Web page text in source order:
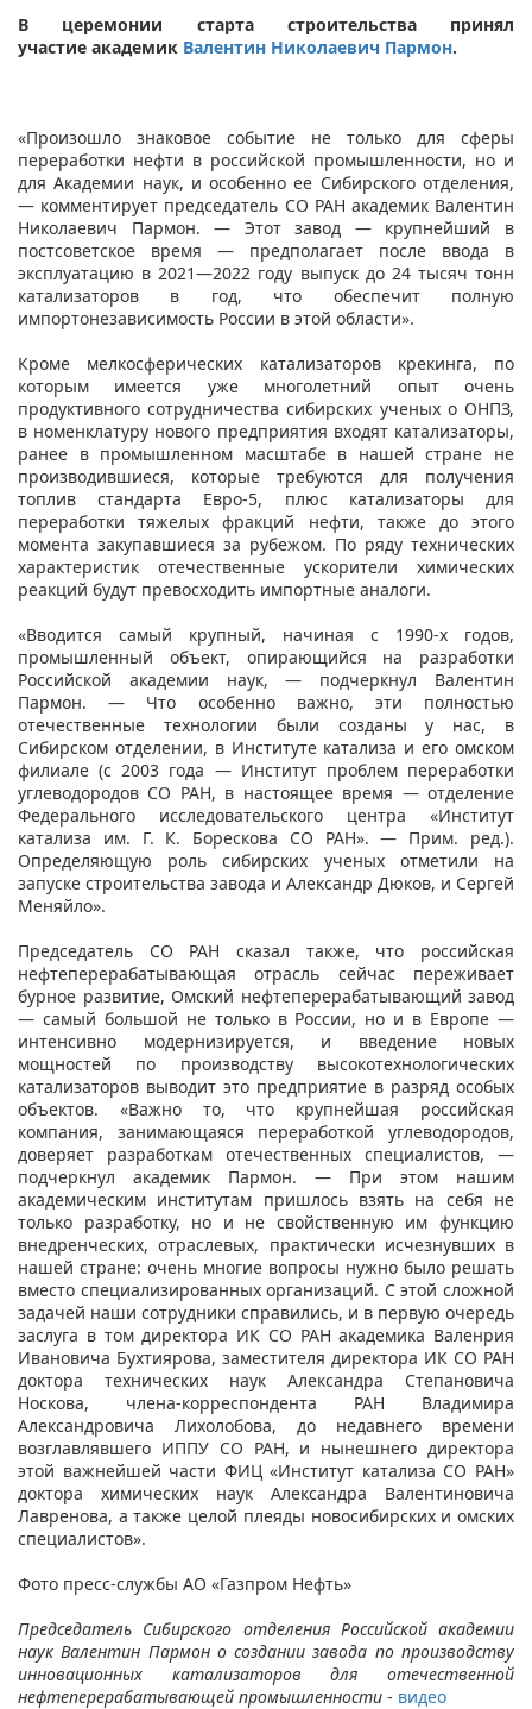
В церемонии старта строительства принял
участие академик Валентин Николаевич Пармон.
«Произошло знаковое событие не только для сферы
переработки нефти в российской промышленности, но и
для Академии наук, и особенно ее Сибирского отделения,
— комментирует председатель СО РАН академик Валентин
Николаевич Пармон. — Этот завод — крупнейший в
постсоветское время — предполагает после ввода в
эксплуатацию в 2021—2022 году выпуск до 24 тысяч тонн
катализаторов в год, что обеспечит полную
импортонезависимость России в этой области».
Кроме мелкосферических катализаторов крекинга, по
которым имеется уже многолетний опыт очень
продуктивного сотрудничества сибирских ученых о ОНПЗ,
в номенклатуру нового предприятия входят катализаторы,
ранее в промышленном масштабе в нашей стране не
производившиеся, которые требуются для получения
топлив стандарта Евро-5, плюс катализаторы для
переработки тяжелых фракций нефти, также до этого
момента закупавшиеся за рубежом. По ряду технических
характеристик отечественные ускорители химических
реакций будут превосходить импортные аналоги.
«Вводится самый крупный, начиная с 1990-х годов,
промышленный объект, опирающийся на разработки
Российской академии наук, — подчеркнул Валентин
Пармон. — Что особенно важно, эти полностью
отечественные технологии были созданы у нас, в
Сибирском отделении, в Институте катализа и его омском
филиале (с 2003 года — Институт проблем переработки
углеводородов СО РАН, в настоящее время — отделение
Федерального исследовательского центра «Институт
катализа им. Г. К. Борескова СО РАН». — Прим. ред.).
Определяющую роль сибирских ученых отметили на
запуске строительства завода и Александр Дюков, и Сергей
Меняйло».
Председатель СО РАН сказал также, что российская
нефтеперерабатывающая отрасль сейчас переживает
бурное развитие, Омский нефтеперерабатывающий завод
— самый большой не только в России, но и в Европе —
интенсивно модернизируется, и введение новых
мощностей по производству высокотехнологических
катализаторов выводит это предприятие в разряд особых
объектов. «Важно то, что крупнейшая российская
компания, занимающаяся переработкой углеводородов,
доверяет разработкам отечественных специалистов, —
подчеркнул академик Пармон. — При этом нашим
академическим институтам пришлось взять на себя не
только разработку, но и не свойственную им функцию
внедренческих, отраслевых, практически исчезнувших в
нашей стране: очень многие вопросы нужно было решать
вместо специализированных организаций. С этой сложной
задачей наши сотрудники справились, и в первую очередь
заслуга в том директора ИК СО РАН академика Валенрия
Ивановича Бухтиярова, заместителя директора ИК СО РАН
доктора технических наук Александра Степановича
Носкова, члена-корреспондента РАН Владимира
Александровича Лихолобова, до недавнего времени
возглавлявшего ИППУ СО РАН, и нынешнего директора
этой важнейшей части ФИЦ «Институт катализа СО РАН»
доктора химических наук Александра Валентиновича
Лавренова, а также целой плеяды новосибирских и омских
специалистов».
​Фото пресс-службы АО «Газпром Нефть»
Председатель Сибирского отделения Российской академии
наук Валентин Пармон о создании завода по производству
инновационных катализаторов для отечественной
нефтеперерабатывающей промышленности - видео